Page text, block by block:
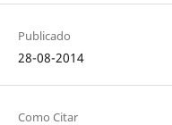
Publicado
28-08-2014
Como Citar